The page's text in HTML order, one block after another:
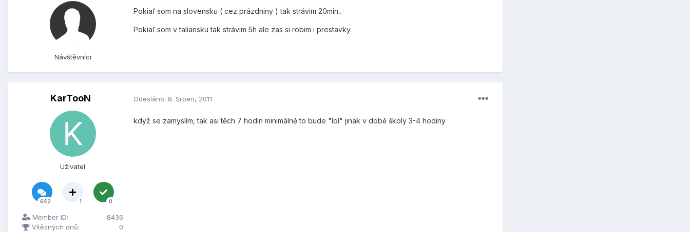
Návštěvníci
Pokiaľ som na slovensku ( cez prázdniny ) tak strávim 20min..
Pokiaľ som v taliansku tak strávim 5h ale zas si robim i prestavky.
KarTooN
Uživatel
642 1 0
Member ID:
8436
Vítězných dnů:
0
Odesláno: 8. Srpen, 2011
když se zamyslím, tak asi těch 7 hodin minimálně to bude "lol" jinak v době školy 3-4 hodiny